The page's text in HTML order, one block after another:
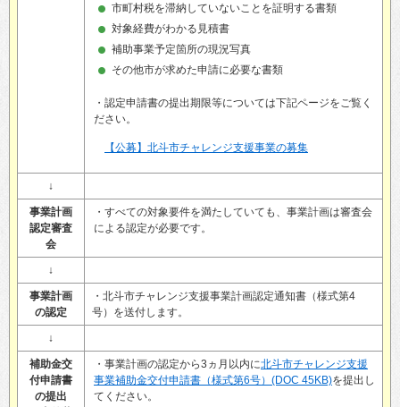
市町村税を滞納していないことを証明する書類
対象経費がわかる見積書
補助事業予定箇所の現況写真
その他市が求めた申請に必要な書類
・認定申請書の提出期限等については下記ページをご覧く
ださい。
【公募】北斗市チャレンジ支援事業の募集
↓
事業計画
認定審査
会
・すべての対象要件を満たしていても、事業計画は審査会
による認定が必要です。
↓
事業計画
の認定
・北斗市チャレンジ支援事業計画認定通知書（様式第4
号）を送付します。
↓
補助金交
付申請書
の提出
・事業計画の認定から3ヵ月以内に北斗市チャレンジ支援
事業補助金交付申請書（様式第6号）(DOC 45KB)を提出し
てください。